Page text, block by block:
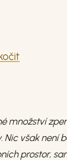
množství
však
prostor,